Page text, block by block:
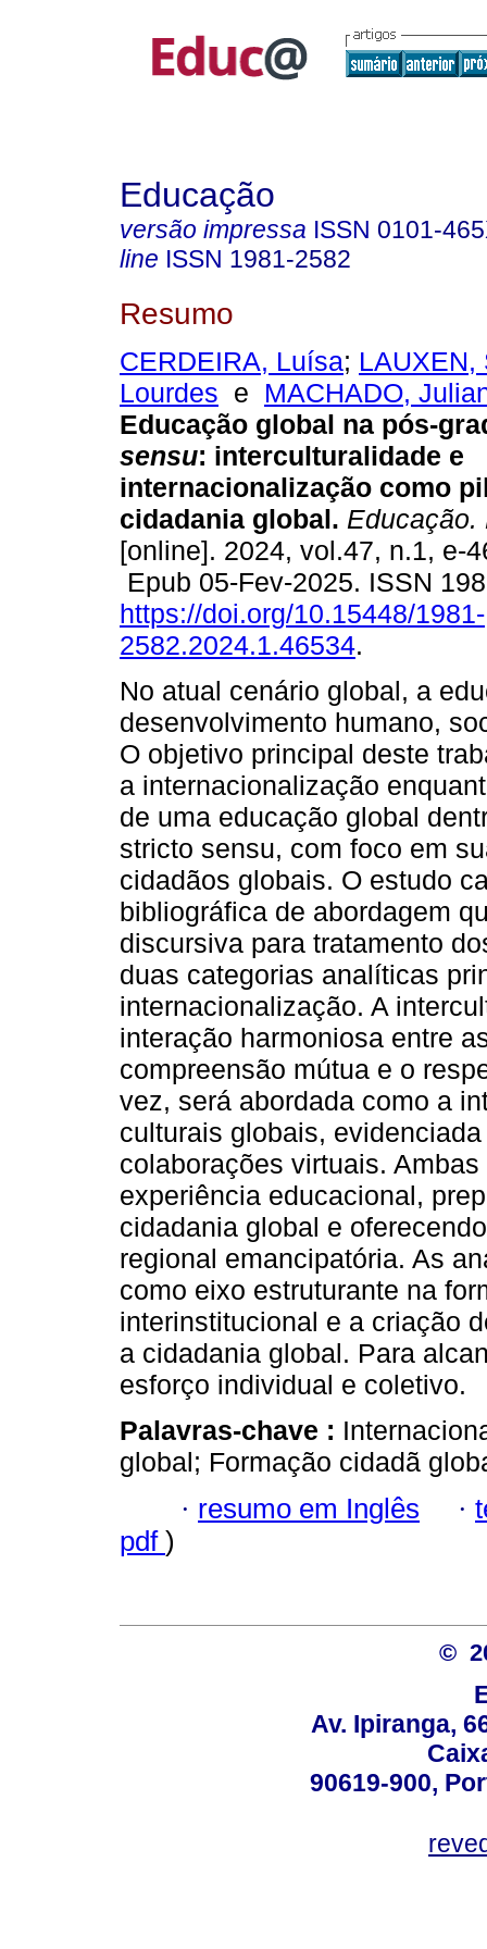
Educação
versão impressa ISSN 0101-
line ISSN 1981-2582
Resumo
CERDEIRA, Luísa; LAUXEN,
Lourdes e MACHADO,
Educação global na pós-
sensu: interculturalidade e
internacionalização como
cidadania global. Educação.
[online]. 2024, vol.47, n.1, e-
Epub 05-Fev-2025. ISSN
https://doi.org/10.15448/1981-
2582.2024.1.46534.
No atual cenário global, a
desenvolvimento humano,
O objetivo principal deste
a internacionalização
de uma educação global
stricto sensu, com foco em
cidadãos globais. O estudo
bibliográfica de abordagem
discursiva para tratamento
duas categorias analíticas
internacionalização. A
interação harmoniosa entre
compreensão mútua e o
vez, será abordada como a
culturais globais,
colaborações virtuais.
experiência educacional,
cidadania global e
regional emancipatória. As
como eixo estruturante na
interinstitucional e a criação
a cidadania global. Para
esforço individual e coletivo.
Palavras-chave :
global; Formação cidadã
· resumo em Inglês ·
pdf )
©
Av. Ipiranga,
90619-900,